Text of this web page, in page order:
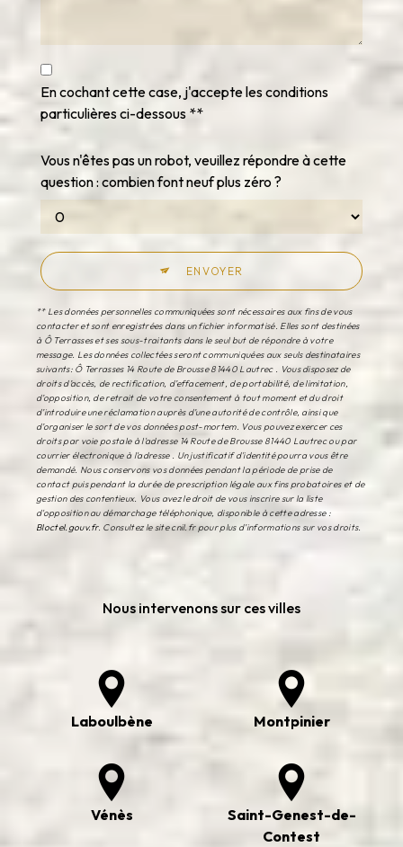
En cochant cette case, j'accepte les conditions
particulières ci-dessous **
Vous n'êtes pas un robot, veuillez répondre à cette
question : combien font neuf plus zéro ?
ENVOYER
** Les données personnelles communiquées sont nécessaires aux fins de vous
contacter et sont enregistrées dans un fichier informatisé. Elles sont destinées
à Ô Terrasses et ses sous-traitants dans le seul but de répondre à votre
message. Les données collectées seront communiquées aux seuls destinataires
suivants: Ô Terrasses 14 Route de Brousse 81440 Lautrec . Vous disposez de
droits d’accès, de rectification, d’effacement, de portabilité, de limitation,
d’opposition, de retrait de votre consentement à tout moment et du droit
d’introduire une réclamation auprès d’une autorité de contrôle, ainsi que
d’organiser le sort de vos données post-mortem. Vous pouvez exercer ces
droits par voie postale à l'adresse 14 Route de Brousse 81440 Lautrec ou par
courrier électronique à l'adresse . Un justificatif d'identité pourra vous être
demandé. Nous conservons vos données pendant la période de prise de
contact puis pendant la durée de prescription légale aux fins probatoires et de
gestion des contentieux. Vous avez le droit de vous inscrire sur la liste
d'opposition au démarchage téléphonique, disponible à cette adresse :
Bloctel.gouv.fr. Consultez le site cnil.fr pour plus d’informations sur vos droits.
Nous intervenons sur ces villes
Laboulbène Montpinier
Vénès
Saint-Genest-de-
Contest